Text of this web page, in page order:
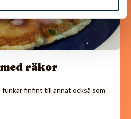
räkor
finfint till annat också som